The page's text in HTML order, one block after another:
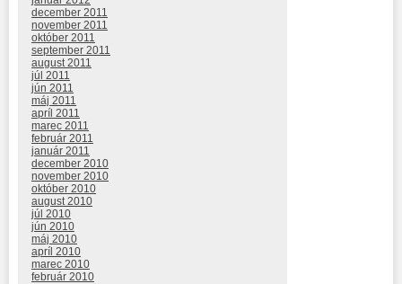
december 2011
november 2011
október 2011
september 2011
august 2011
júl 2011
jún 2011
máj 2011
apríl 2011
marec 2011
február 2011
január 2011
december 2010
november 2010
október 2010
august 2010
júl 2010
jún 2010
máj 2010
apríl 2010
marec 2010
február 2010